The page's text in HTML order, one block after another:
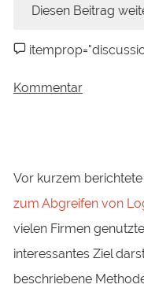
Diesen Beitrag
Kommentar
Vor kurzem
zum Abgreifen von
vielen Firmen
interessantes Ziel
beschriebene